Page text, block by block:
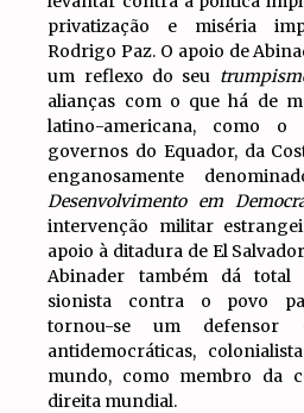
privatização e miséria
Rodrigo Paz. O apoio de
um reflexo do seu
alianças com o que há de
latino-americana, como
governos do Equador, da
enganosamente
Desenvolvimento em
intervenção militar
apoio à ditadura de El
Abinader também dá total
sionista contra o povo
tornou-se um defensor
antidemocráticas,
mundo, como membro da
direita mundial.